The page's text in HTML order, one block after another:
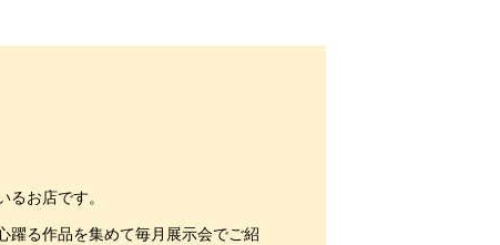
お店です。
躍る作品を集めて毎月展示会でご紹